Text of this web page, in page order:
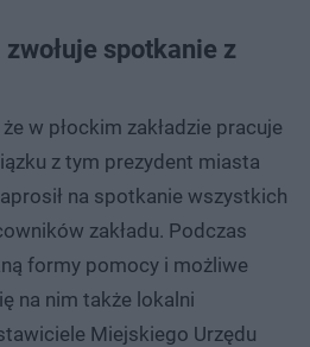
spotkanie z
w płockim zakładzie pracuje
z tym prezydent miasta
na spotkanie wszystkich
zakładu. Podczas
formy pomocy i możliwe
na nim także lokalni
Miejskiego Urzędu